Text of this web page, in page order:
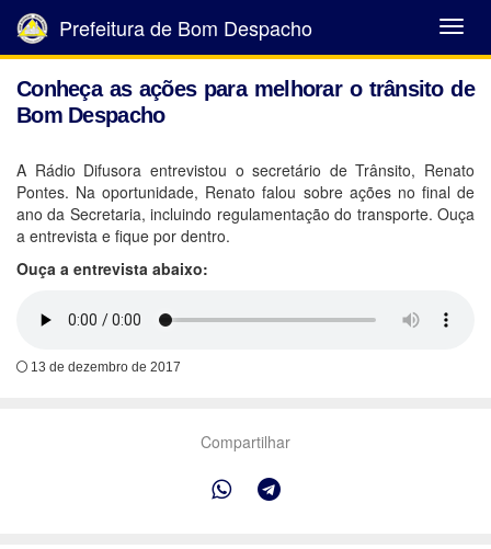
Abrir
Menu
Prefeitura de Bom Despacho
Conheça as ações para melhorar o trânsito de
Bom Despacho
A Rádio Difusora entrevistou o secretário de Trânsito, Renato
Pontes. Na oportunidade, Renato falou sobre ações no final de
ano da Secretaria, incluindo regulamentação do transporte. Ouça
a entrevista e fique por dentro.
Ouça a entrevista abaixo:
13 de dezembro de 2017
Compartilhar